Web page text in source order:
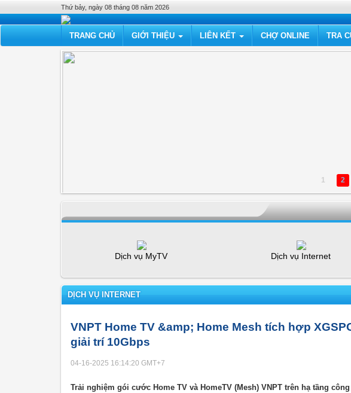
Thứ bảy, ngày 08 tháng 08 năm 2026
TRANG CHỦ GIỚI THIỆU LIÊN KẾT CHỢ ONLINE TRA
1 2
Dịch vụ MyTV Dịch vụ Internet
DỊCH VỤ INTERNET
VNPT Home TV &amp; Home Mesh tích hợp
giải trí 10Gbps
04-16-2025 16:14:20 GMT+7
Trải nghiệm gói cước Home TV và HomeTV (Mesh) VNPT trên hạ tầng